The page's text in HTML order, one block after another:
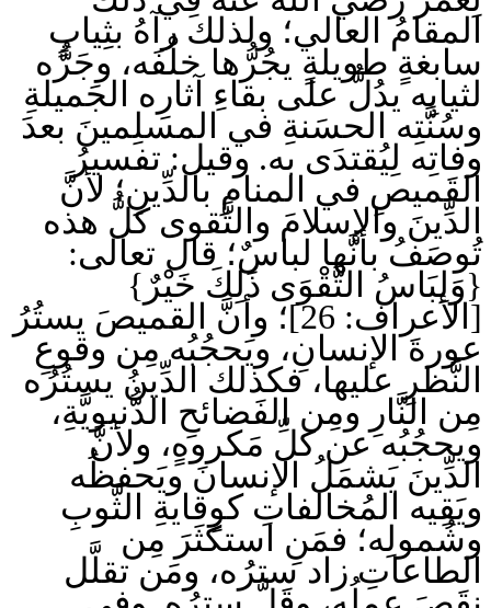
المقامُ العالي؛ ولذلك رآهُ بثِيابٍ
سابغةٍ طويلةٍ يجُرُّها خلْفَه، وجَرُّه
لثيابِه يدُلُّ على بقاءِ آثارِه الجَميلةِ
وسُنَّتِه الحسَنةِ في المسلِمينَ بعدَ
وفاتِه لِيُقتدَى به. وقيل: تفسيرُ
القَميصِ في المنامِ بالدِّينِ؛ لأنَّ
الدِّينَ والإسلامَ والتَّقوى كلُّ هذه
تُوصَفُ بأنَّها لباسٌ؛ قال تعالى:
{وَلِبَاسُ التَّقْوَى ذَلِكَ خَيْرٌ}
[الأعراف: 26]؛ وأنَّ القميصَ يستُرُ
عورةَ الإنسانِ، ويَحجُبُه مِن وقوعِ
النَّظرِ عليها، فكذلك الدِّينُ يستُرُه
مِن النَّارِ ومِن الفَضائحِ الدُّنيويَّةِ،
ويحجُبُه عن كلِّ مَكروهٍ، ولأنَّ
الدِّينَ يَشمَلُ الإنسانَ ويَحفظُه
ويَقِيه المُخالفاتِ كوِقايةِ الثَّوبِ
وشُمولِه؛ فمَنِ استكثَرَ مِن
الطاعاتِ زاد سترُه، ومَن تقلَّل